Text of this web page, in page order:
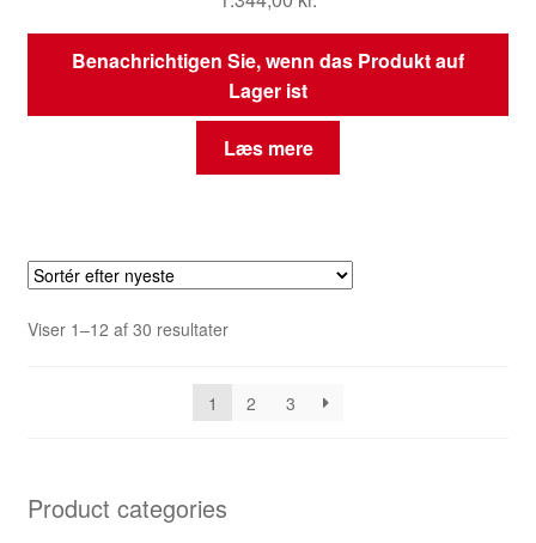
Benachrichtigen Sie, wenn das Produkt auf
Lager ist
Læs mere
Viser 1–12 af 30 resultaterSorteret
seneste
1
2 3
Product categories